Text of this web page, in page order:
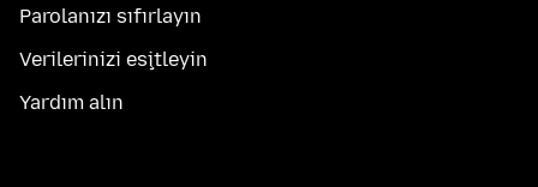
Parolanızı sıfırlayın
Verilerinizi eşitleyin
Yardım alın